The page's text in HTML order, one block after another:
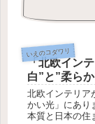
いえのコダワリ
「北欧イン
白”と”柔ら
北欧インテリア
かい光」にあり
本質と日本の住